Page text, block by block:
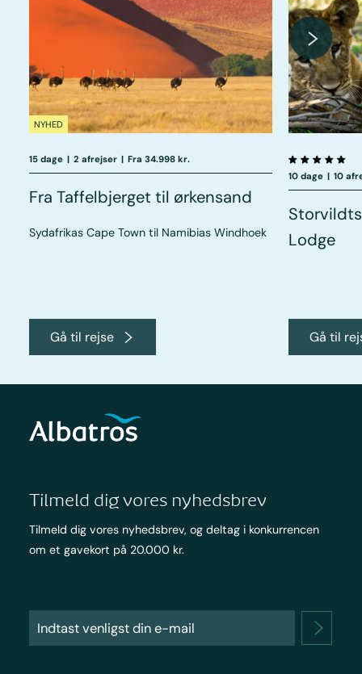
NYHED
15 dage | 2 afrejser | Fra 34.998 kr.
Fra Taffelbjerget til ørkensand
Sydafrikas Cape Town til Namibias Windhoek
Gå til rejse
10 dage | 10
Lodge
Gå til
Tilmeld dig vores nyhedsbrev
Tilmeld dig vores nyhedsbrev, og deltag i konkurrencen
om et gavekort på 20.000 kr.